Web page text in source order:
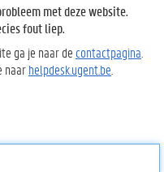
met deze website.
fout liep.
ga je naar de contactpagina
naarhelpdesk.ugent.be